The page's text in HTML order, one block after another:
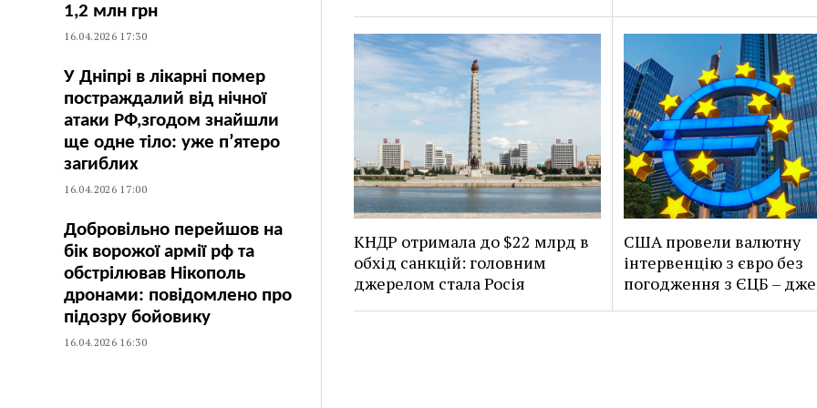
1,2 млн грн
16.04.2026 17:30
У Дніпрі в лікарні помер
постраждалий від нічної
атаки РФ,згодом знайшли
ще одне тіло: уже п’ятеро
загиблих
16.04.2026 17:00
Добровільно перейшов на
бік ворожої армії рф та
обстрілював Нікополь
дронами: повідомлено про
підозру бойовику
16.04.2026 16:30
КНДР отримала до $22 млрд в
обхід санкцій: головним
джерелом стала Росія
США провели валютну
інтервенцію з євро без
погодження з ЄЦБ –